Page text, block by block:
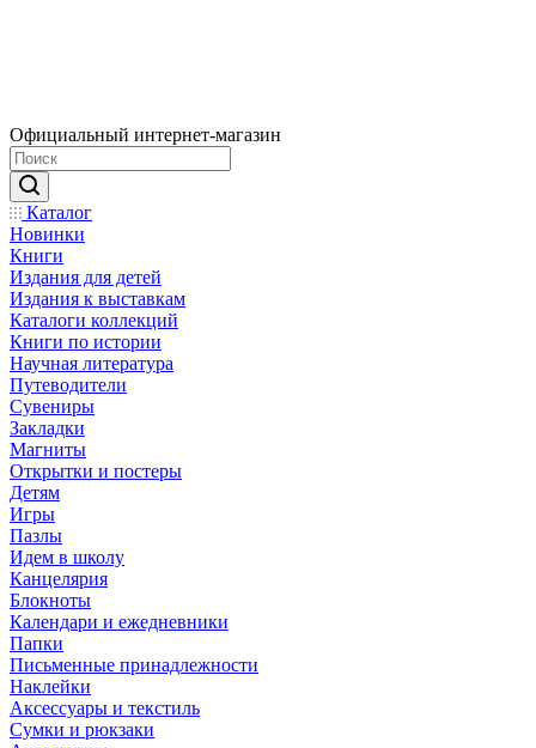
Официальный интернет-магазин
Каталог
Новинки
Книги
Издания для детей
Издания к выставкам
Каталоги коллекций
Книги по истории
Научная литература
Путеводители
Сувениры
Закладки
Магниты
Открытки и постеры
Детям
Игры
Пазлы
Идем в школу
Канцелярия
Блокноты
Календари и ежедневники
Папки
Письменные принадлежности
Наклейки
Аксессуары и текстиль
Сумки и рюкзаки